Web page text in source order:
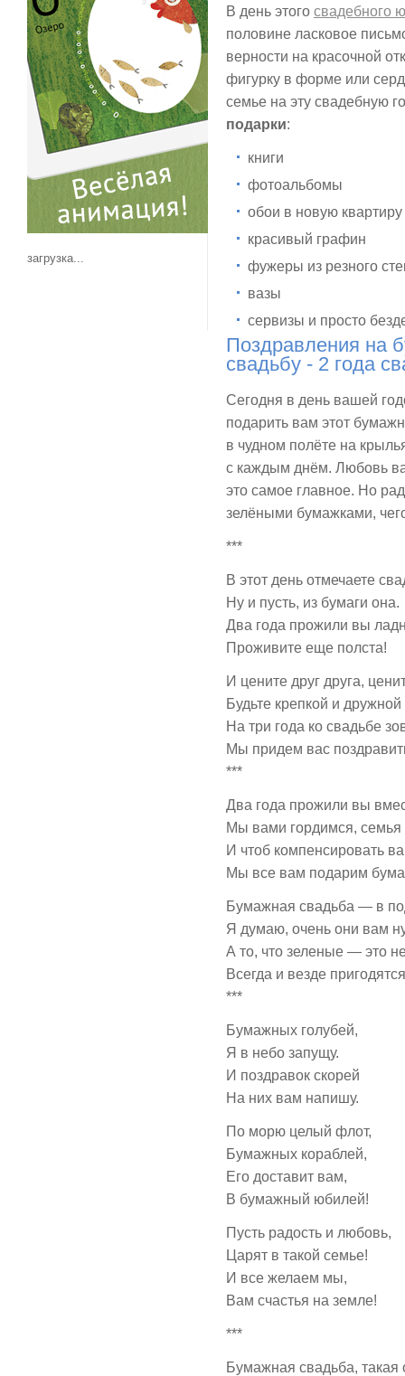
загрузка...
В день этого свадебного
половине ласковое
верности на красочной
фигурку в форме или
семье на эту свадебную
подарки:
книги
фотоальбомы
обои в новую квартиру
красивый графин
фужеры из резного
вазы
сервизы и просто
Поздравления на
свадьбу - 2 года
Сегодня в день вашей
подарить вам этот
в чудном полёте на
с каждым днём. Любовь
это самое главное. Но
зелёными бумажками,
***
В этот день отмечаете
Ну и пусть, из бумаги она.
Два года прожили вы
Проживите еще полста!
И цените друг друга,
Будьте крепкой и
На три года ко свадьбе
Мы придем вас
***
Два года прожили вы
Мы вами гордимся, семья
И чтоб компенсировать
Мы все вам подарим
Бумажная свадьба — в
Я думаю, очень они вам
А то, что зеленые — это
Всегда и везде
***
Бумажных голубей,
Я в небо запущу.
И поздравок скорей
На них вам напишу.
По морю целый флот,
Бумажных кораблей,
Его доставит вам,
В бумажный юбилей!
Пусть радость и любовь,
Царят в такой семье!
И все желаем мы,
Вам счастья на земле!
***
Бумажная свадьба, такая